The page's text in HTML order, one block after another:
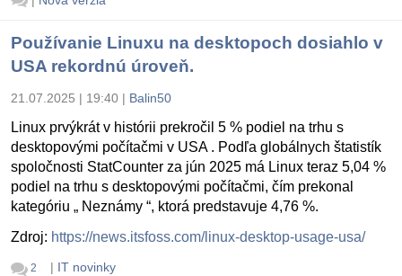
Používanie Linuxu na desktopoch dosiahlo v
USA rekordnú úroveň.
21.07.2025 | 19:40 | Balin50
Linux prvýkrát v histórii prekročil 5 % podiel na trhu s
desktopovými počítačmi v USA . Podľa globálnych štatistík
spoločnosti StatCounter za jún 2025 má Linux teraz 5,04 %
podiel na trhu s desktopovými počítačmi, čím prekonal
kategóriu „ Neznámy “, ktorá predstavuje 4,76 %.
Zdroj: https://news.itsfoss.com/linux-desktop-usage-usa/
2 | IT novinky